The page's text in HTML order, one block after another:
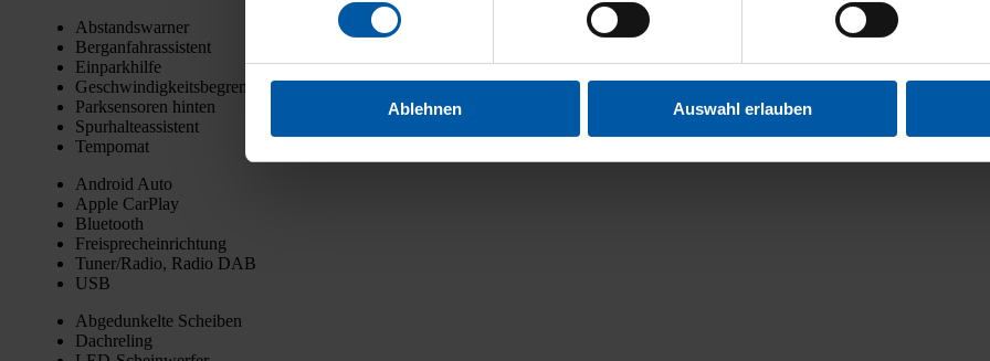
Ablehnen Auswahl erlauben
Abstands­war­ner
Berg­an­fahr­as­sis­tent
Ein­park­hil­fe
Geschwin­dig­keits­be­gren­zer
Park­sen­so­ren hin­ten
Spur­hal­te­as­sis­tent
Tem­po­mat
Android Auto
Apple Car­Play
Blue­tooth
Frei­sprech­ein­rich­tung
Tuner/Radio, Radio DAB
USB
Abge­dun­kel­te Schei­ben
Dach­re­ling